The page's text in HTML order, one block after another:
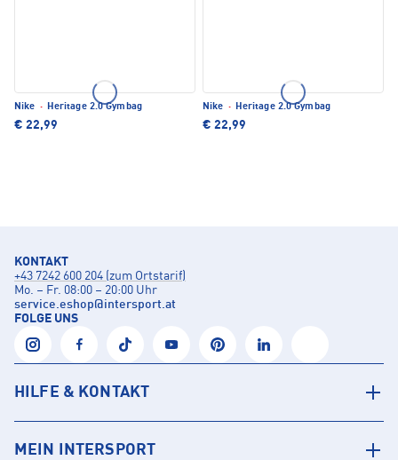
Nike · Heritage 2.0 Gymbag
€ 22,99
Nike · Heritage 2.0 Gymbag
€ 22,99
KONTAKT
+43 7242 600 204 (zum Ortstarif)
Mo. – Fr. 08:00 – 20:00 Uhr
service.eshop@intersport.at
FOLGE UNS
HILFE & KONTAKT
MEIN INTERSPORT